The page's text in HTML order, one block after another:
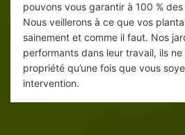
pouvons vous garantir à 100 %
Nous veillerons à ce que vos
sainement et comme il faut. Nos
performants dans leur travail, ils
propriété qu’une fois que vous
intervention.